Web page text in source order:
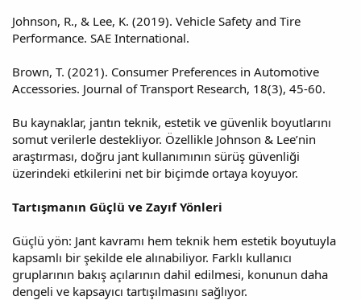
Johnson, R., & Lee, K. (2019). Vehicle Safety and Tire
Performance. SAE International.
Brown, T. (2021). Consumer Preferences in Automotive
Accessories. Journal of Transport Research, 18(3), 45-60.
Bu kaynaklar, jantın teknik, estetik ve güvenlik boyutlarını
somut verilerle destekliyor. Özellikle Johnson & Lee’nin
araştırması, doğru jant kullanımının sürüş güvenliği
üzerindeki etkilerini net bir biçimde ortaya koyuyor.
Tartışmanın Güçlü ve Zayıf Yönleri
Güçlü yön: Jant kavramı hem teknik hem estetik boyutuyla
kapsamlı bir şekilde ele alınabiliyor. Farklı kullanıcı
gruplarının bakış açılarının dahil edilmesi, konunun daha
dengeli ve kapsayıcı tartışılmasını sağlıyor.